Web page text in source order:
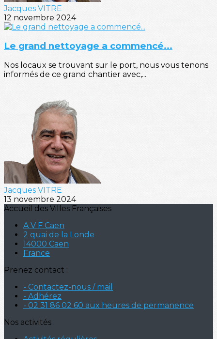
Jacques VITRE
12 novembre 2024
Le grand nettoyage a commencé...
Nos locaux se trouvant sur le port, nous vous tenons
informés de ce grand chantier avec,...
Jacques VITRE
13 novembre 2024
Accueil des Villes Françaises
A V F Caen
2 quai de la Londe
14000 Caen
France
Prenez contact :
- Contactez-nous / mail
- Adhérez
- 02 31 86 02 60 aux heures de permanence
Nos activités :